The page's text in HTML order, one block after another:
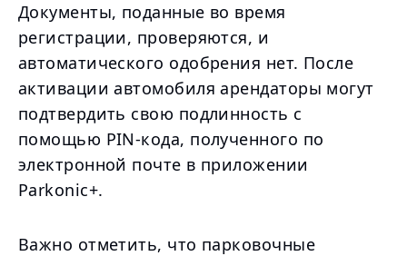
Документы, поданные во время
регистрации, проверяются, и
автоматического одобрения нет. После
активации автомобиля арендаторы могут
подтвердить свою подлинность с
помощью PIN-кода, полученного по
электронной почте в приложении
Parkonic+.
Важно отметить, что парковочные